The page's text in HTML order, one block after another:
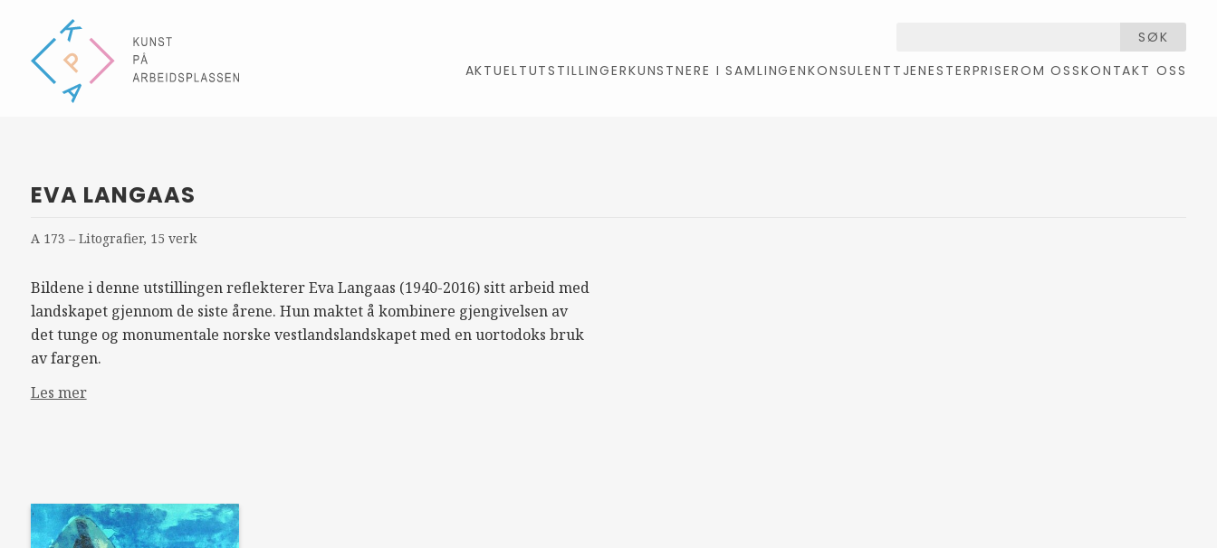
SØK
AKTUELTUTSTILLINGERKUNSTNERE I SAMLINGENKONSULENTTJENESTERPRISEROM OSSKONTAKT OSS
EVA LANGAAS
A 173 – Litografier, 15 verk
Bildene i denne utstillingen reflekterer Eva Langaas (1940-2016) sitt arbeid med
landskapet gjennom de siste årene. Hun maktet å kombinere gjengivelsen av
det tunge og monumentale norske vestlandslandskapet med en uortodoks bruk
av fargen.
Les mer